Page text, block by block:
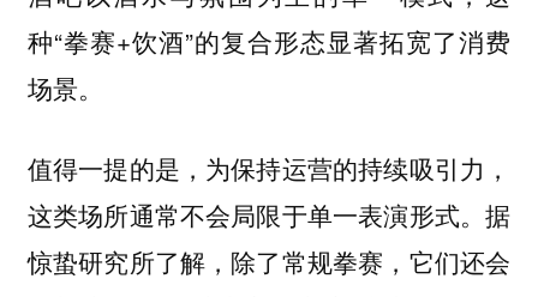
种“拳赛+饮酒”的复合形态显著拓宽了消费
场景。
值得一提的是，为保持运营的持续吸引力，
这类场所通常不会局限于单一表演形式。据
惊蛰研究所了解，除了常规拳赛，它们还会